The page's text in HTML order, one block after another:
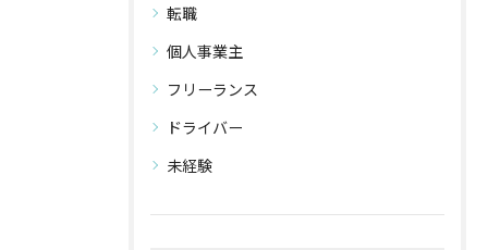
転職
個人事業主
フリーランス
ドライバー
未経験